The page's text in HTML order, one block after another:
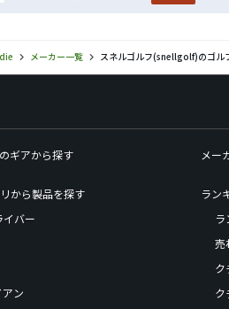
メーカー一覧 スネルゴルフ(snellgolf)のゴル
ギアから探す
から製品を探す
イバー
アン
メー
ラン
売
ク
ク